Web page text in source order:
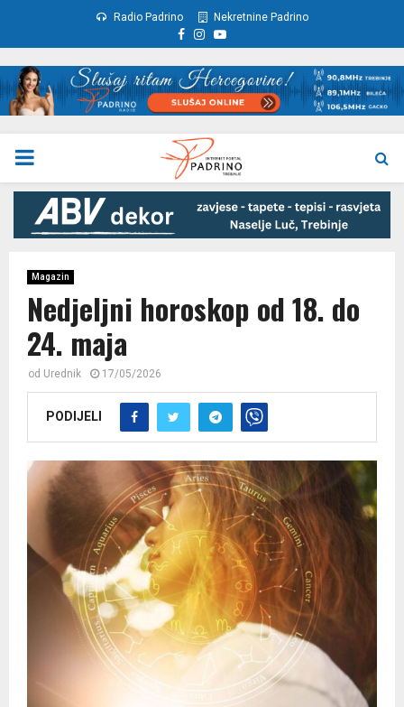
Radio Padrino Nekretnine Padrino
Facebook
Instagram
Youtube
PRIMARY
MENU
Magazin
Nedjeljni horoskop od 18. do
24. maja
od Urednik 17/05/2026
PODIJELI